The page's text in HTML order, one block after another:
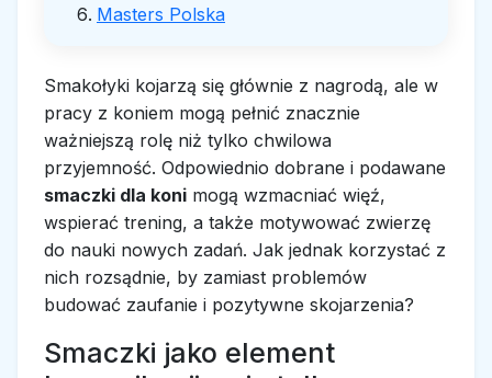
Masters Polska
Smakołyki kojarzą się głównie z nagrodą, ale w
pracy z koniem mogą pełnić znacznie
ważniejszą rolę niż tylko chwilowa
przyjemność. Odpowiednio dobrane i podawane
smaczki dla koni mogą wzmacniać więź,
wspierać trening, a także motywować zwierzę
do nauki nowych zadań. Jak jednak korzystać z
nich rozsądnie, by zamiast problemów
budować zaufanie i pozytywne skojarzenia?
Smaczki jako element